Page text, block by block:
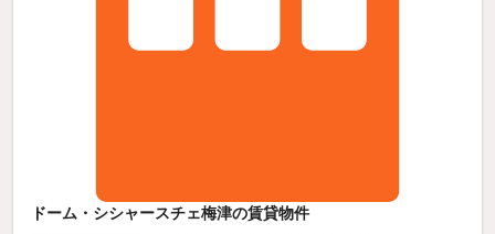
ドーム・シシャースチェ梅津の賃貸物件